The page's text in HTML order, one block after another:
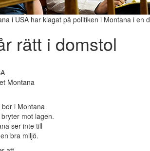
i USA har klagat på politiken i Montana i en
rätt i domstol
Montana
i Montana
mot lagen.
ser inte till
bra miljö.